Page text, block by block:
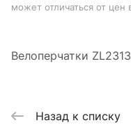
может отличаться от цен
Велоперчатки
Назад к списку